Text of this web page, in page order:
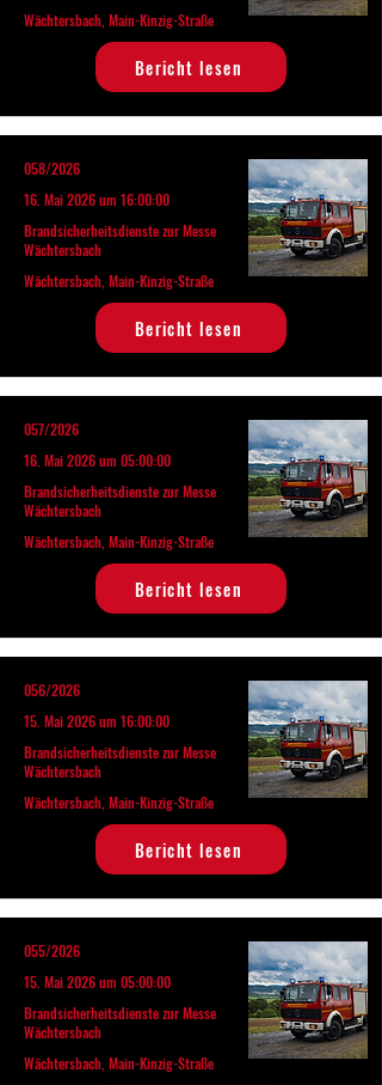
Wächtersbach, Main-Kinzig-Straße
Bericht lesen
058/2026
16. Mai 2026 um 16:00:00
Brandsicherheitsdienste zur Messe
Wächtersbach
Wächtersbach, Main-Kinzig-Straße
Bericht lesen
057/2026
16. Mai 2026 um 05:00:00
Brandsicherheitsdienste zur Messe
Wächtersbach
Wächtersbach, Main-Kinzig-Straße
Bericht lesen
056/2026
15. Mai 2026 um 16:00:00
Brandsicherheitsdienste zur Messe
Wächtersbach
Wächtersbach, Main-Kinzig-Straße
Bericht lesen
055/2026
15. Mai 2026 um 05:00:00
Brandsicherheitsdienste zur Messe
Wächtersbach
Wächtersbach, Main-Kinzig-Straße